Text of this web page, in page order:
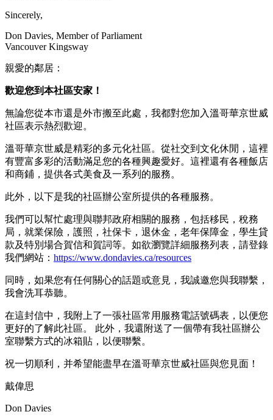
Sincerely,
Don Davies, Member of Parliament
Vancouver Kingsway
親愛的鄰居：
歡迎您到本社區安家！
無論您從本市還是外市搬至此處，我都對您加入溫哥華京世威
社區表示熱烈歡迎。
溫哥華京世威是精彩的多元化社區。從社交到文化休閒，這裡
有豐富多彩的活動滿足您的各種興趣愛好。這裡還有各種飯店
和商鋪，提供各式美食及一系列的服務。
此外，以下是我的社區辦公室所提供的各種服務。
我們可以幫忙處理與聯邦政府相關的服務，包括移民，稅務
局，就業保險，護照，社保卡，退休金，老年保障金，學生貸
款及特別場合賀信和賀詞等。如欲瀏覽詳細服務列表，請登錄
我們網站： https://www.dondavies.ca/resources
同時，如果您有任何關心的話題或意見，我誠邀您與我聯繫，
我會洗耳恭聽。
在這封信中，我附上了一張社區常用服務電話號碼表，以便您
更好的了解此社區。 此外，我還附送了一個帶有我社區辦公
室聯繫方式的冰箱貼，以便聯繫。
祝一切順利，并希望能盡早在溫哥華京世威社區與您見面！
戴偉思
Don Davies